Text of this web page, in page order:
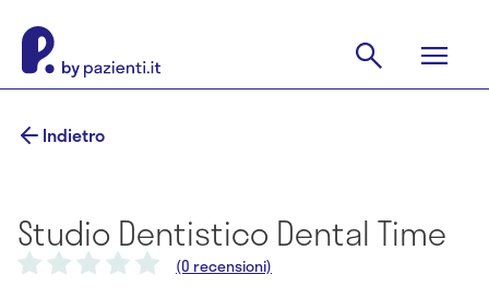
Indietro
Studio Dentistico Dental Time
(0 recensioni)